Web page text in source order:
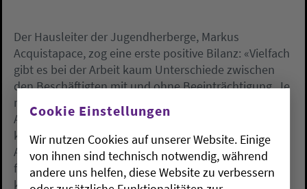
Der Hausleiter der Jugendherberge, Markus
Acquistapace, zog eine erste positive Bilanz: «Vielfach
gibt es bei der Arbeit kaum Unterschiede zwischen
den Beschäftigten mit und ohne Beeinträchtigung. Je
nach Einschränkung muss man eventuell einige
Arbeitsschritte anders organisieren.» Außerdem
könne es Unterschiede bei der
Arbeitsgeschwindigkeit geben. Doch dank der
finanziellen Förderung durch das Integrationsamt
könne dies durch mehr Personal kompensiert
Cookie Einstellungen
Wir nutzen Cookies auf unserer Website. Einige
von ihnen sind technisch notwendig, während
andere uns helfen, diese Website zu verbessern